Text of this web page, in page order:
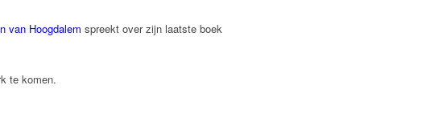
van Hoogdalem spreekt over zijn laatste boek
te komen.